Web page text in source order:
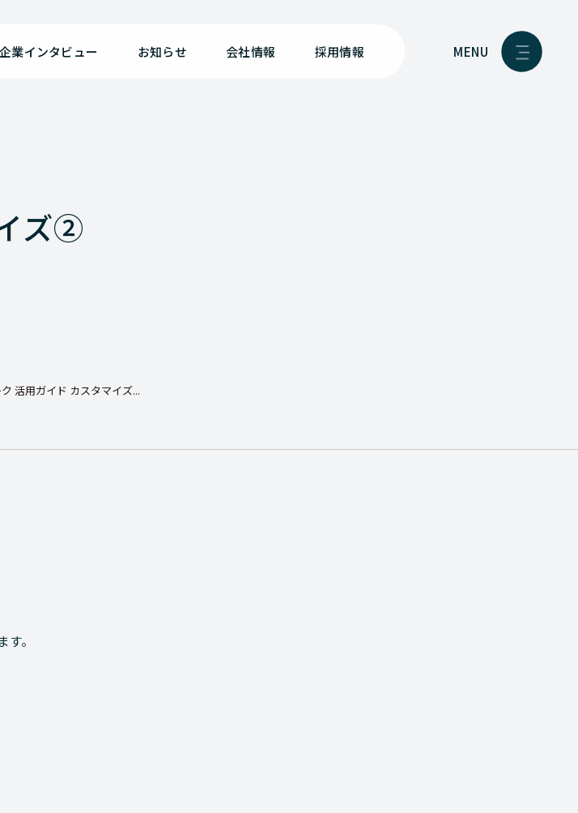
企業インタビュー お知らせ 会社情報 採用情報 MENU
ズ②
活用ガイド カスタマイズ...
。